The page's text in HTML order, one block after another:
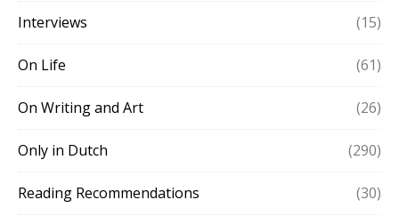
Interviews (15)
On Life (61)
On Writing and Art (26)
Only in Dutch (290)
Reading Recommendations (30)